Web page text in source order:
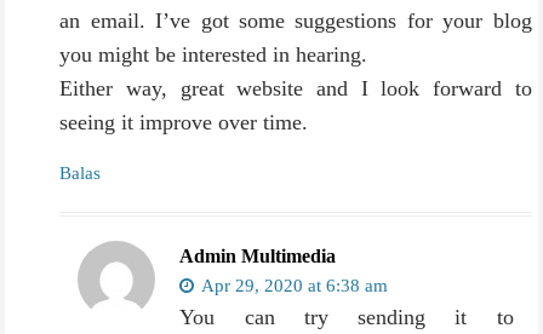
an email. I’ve got some suggestions for your blog
you might be interested in hearing.
Either way, great website and I look forward to
seeing it improve over time.
Balas
Admin Multimedia
Apr 29, 2020 at 6:38 am
You can try sending it to